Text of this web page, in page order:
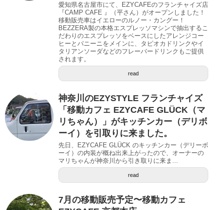
愛知県名古屋市にて、EZYCAFEのフランチャイズ店
『CAMP CAFE 』（平さん）がオープンしました！
移動販売車はイエローのルノー・カングー！
BEZZERA製の本格エスプレッソマシンで抽出するこ
だわりのエスプレッソをベースにしたアレンジコー
ヒーとパニーニをメインに、タピオカドリンクやイ
タリアンソーダなどのフレーバードリンクもご提供
されます。
read
神奈川のEZYSTYLE フランチャイズ
「移動カフェ EZYCAFE GLÜCK（マ
リちゃん）」がキッチンカー（デリボ
ーイ）を引取りに来ました。
先日、EZYCAFE GLÜCK のキッチンカー（デリーボ
ーイ）の内装が概ね出来上がったので、オーナーの
マリちゃんが神奈川から引き取りに来ま...
read
7月の移動販売予定〜移動カフェ